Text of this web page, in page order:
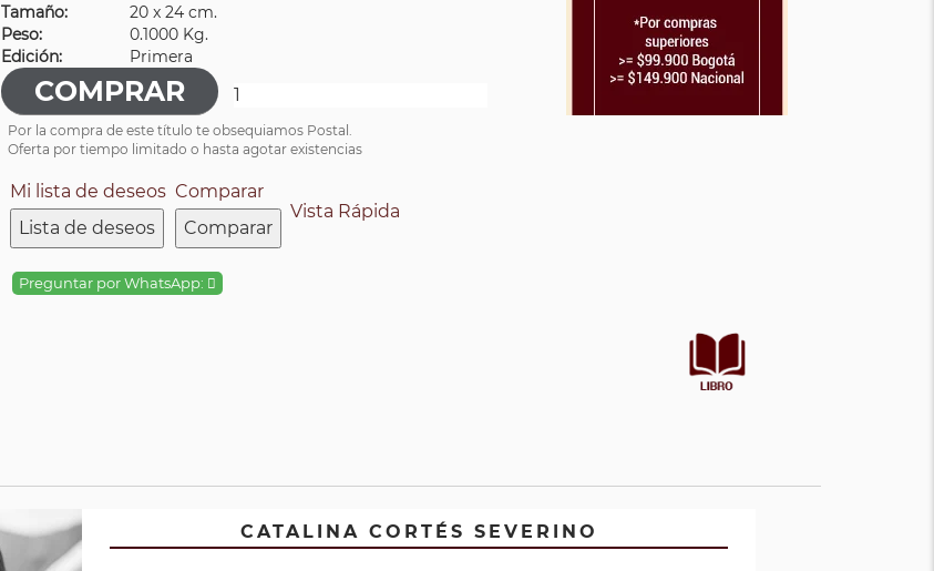
Tamaño:
20 x 24 cm.
Peso:
0.1000 Kg.
Edición:
Primera
Por la compra de este título te obsequiamos Postal.
Oferta por tiempo limitado o hasta agotar existencias
Mi lista de deseos
Lista de deseos
Comparar
Comparar
Vista Rápida
Preguntar por WhatsApp:
CATALINA CORTÉS SEVERINO